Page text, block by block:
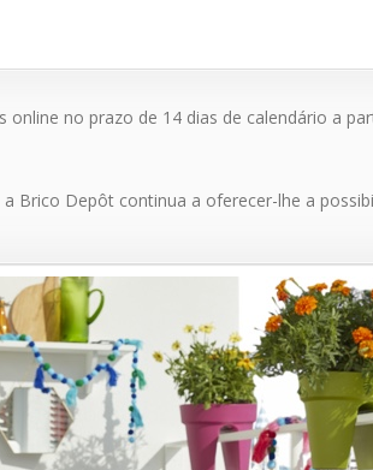
online no prazo de 14 dias de calendário a
Brico Depôt continua a oferecer-lhe a